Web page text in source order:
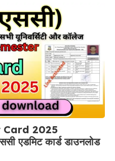
Card 2025
एडमिट कार्ड डाउनलोड